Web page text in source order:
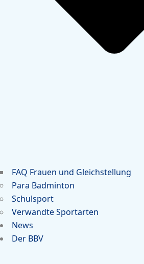
FAQ Frauen und Gleichstellung
Para Badminton
Schulsport
Verwandte Sportarten
News
Der BBV